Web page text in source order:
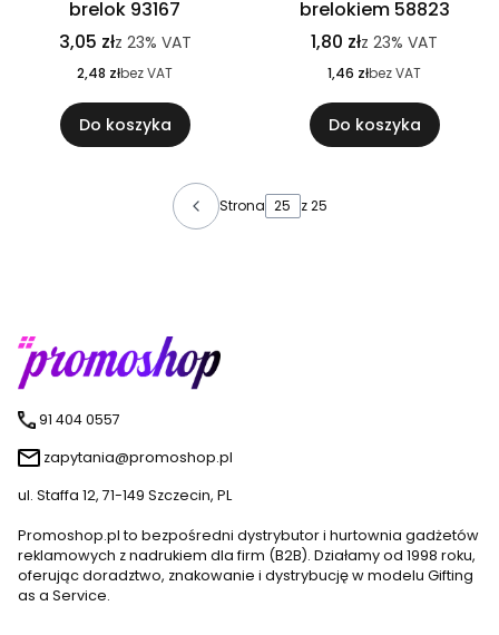
brelok 93167
3,05 złz 23% VAT
2,48 złbez VAT
Do koszyka
brelokiem 58823
1,80 złz 23% VAT
1,46 złbez VAT
Do koszyka
Strona z 25
91 404 0557
zapytania@promoshop.pl
ul. Staffa 12, 71-149 Szczecin, PL
Promoshop.pl to bezpośredni dystrybutor i hurtownia gadżetów
reklamowych z nadrukiem dla firm (B2B). Działamy od 1998 roku,
oferując doradztwo, znakowanie i dystrybucję w modelu Gifting
as a Service.